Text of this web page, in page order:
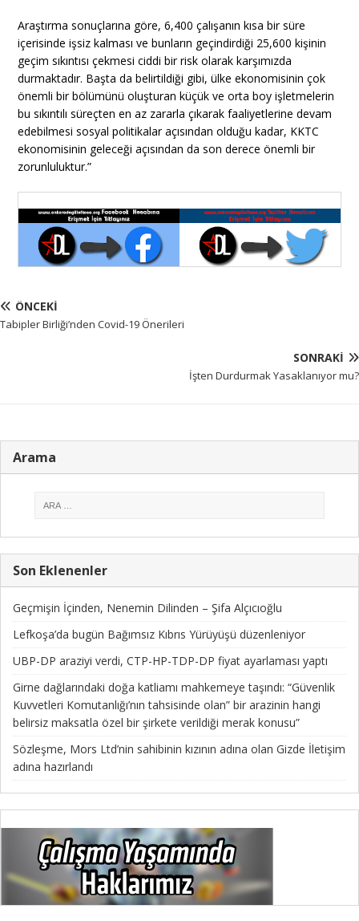
Araştırma sonuçlarına göre, 6,400 çalışanın kısa bir süre
içerisinde işsiz kalması ve bunların geçindirdiği 25,600 kişinin
geçim sıkıntısı çekmesi ciddi bir risk olarak karşımızda
durmaktadır. Başta da belirtildiği gibi, ülke ekonomisinin çok
önemli bir bölümünü oluşturan küçük ve orta boy işletmelerin
bu sıkıntılı süreçten en az zararla çıkarak faaliyetlerine devam
edebilmesi sosyal politikalar açısından olduğu kadar, KKTC
ekonomisinin geleceği açısından da son derece önemli bir
zorunluluktur.”
ÖNCEKI
Tabipler Birliği’nden Covid-19 Önerileri
SONRAKI
İşten Durdurmak Yasaklanıyor mu?
Arama
Son Eklenenler
Geçmişin İçinden, Nenemin Dilinden – Şifa Alçıcıoğlu
Lefkoşa’da bugün Bağımsız Kıbrıs Yürüyüşü düzenleniyor
UBP-DP araziyi verdi, CTP-HP-TDP-DP fiyat ayarlaması yaptı
Girne dağlarındaki doğa katliamı mahkemeye taşındı: “Güvenlik
Kuvvetleri Komutanlığı’nın tahsisinde olan” bir arazinin hangi
belirsiz maksatla özel bir şirkete verildiği merak konusu”
Sözleşme, Mors Ltd’nin sahibinin kızının adına olan Gizde İletişim
adına hazırlandı